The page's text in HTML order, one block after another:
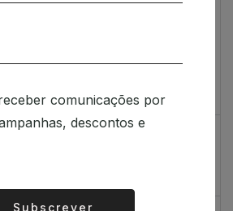
satisfação inédito
comunicações por
descontos e
Subscrever